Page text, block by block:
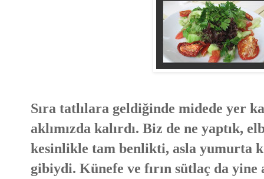
Sıra tatlılara geldiğinde midede yer
aklımızda kalırdı. Biz de ne yaptık,
kesinlikle tam benlikti, asla yumurta
gibiydi. Künefe ve fırın sütlaç da